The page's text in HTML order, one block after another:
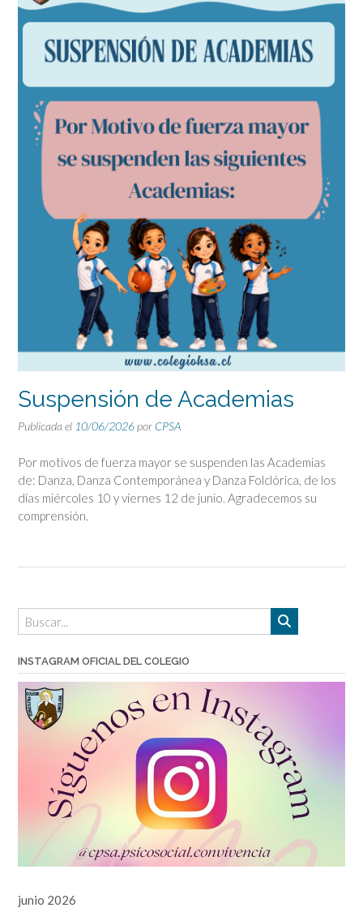
Suspensión de Academias
Publicada el 10/06/2026por CPSA
Por motivos de fuerza mayor se suspenden las Academias
de: Danza, Danza Contemporánea y Danza Folclórica, de los
días miércoles 10 y viernes 12 de junio. Agradecemos su
comprensión.
INSTAGRAM OFICIAL DEL COLEGIO
junio 2026